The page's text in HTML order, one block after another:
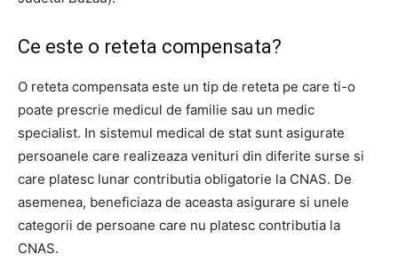
Ce este o reteta compensata?
O reteta compensata este un tip de reteta pe care ti-o
poate prescrie medicul de familie sau un medic
specialist. In sistemul medical de stat sunt asigurate
persoanele care realizeaza venituri din diferite surse si
care platesc lunar contributia obligatorie la CNAS. De
asemenea, beneficiaza de aceasta asigurare si unele
categorii de persoane care nu platesc contributia la
CNAS.